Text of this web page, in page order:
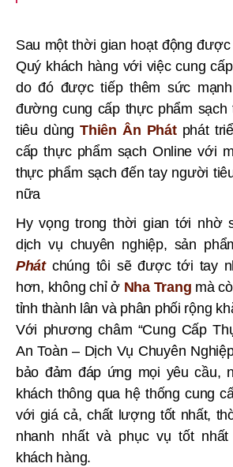
Sau một thời gian hoạt động
Quý khách hàng với việc cung
do đó được tiếp thêm sức
đường cung cấp thực phẩm
tiêu dùngThiên Ân Phátphát
cấp thực phẩm sạch Online với
thực phẩm sạch đến tay người
nữa
Hy vọng trong thời gian tới nhờ
dịch vụ chuyên nghiệp, sản
Phátchúng tôi sẽ được tới tay
hơn, không chỉ ở Nha Trang mà
tỉnh thành lân và phân phối rộng
Với phương châm “Cung Cấp
An Toàn – Dịch Vụ Chuyên
bảo đảm đáp ứng mọi yêu cầu,
khách thông qua hệ thống cung
với giá cả, chất lượng tốt nhất,
nhanh nhất và phục vụ tốt
khách hàng.